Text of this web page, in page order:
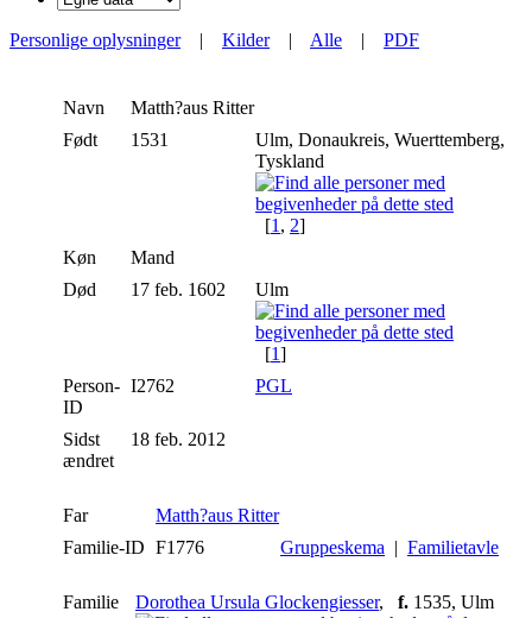
Personlige oplysninger| Kilder| Alle | PDF
Navn Matth?aus Ritter
Født
1531
Ulm, Donaukreis, Wuerttemberg,
Tyskland
[1 , 2]
Køn
Mand
Død
17 feb. 1602 Ulm
[1]
Person-
ID
I2762 PGL
Sidst
ændret
18 feb. 2012
Far
Matth?aus Ritter
Familie-ID F1776 Gruppeskema | Familietavle
Familie Dorothea Ursula Glockengiesser, f. 1535, Ulm